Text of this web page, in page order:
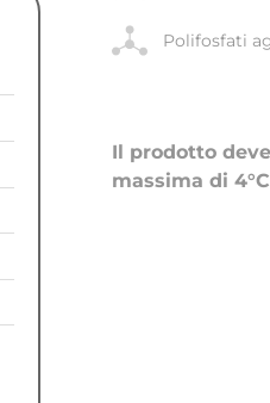
Polifosfati
Il prodotto
massima di 4°C